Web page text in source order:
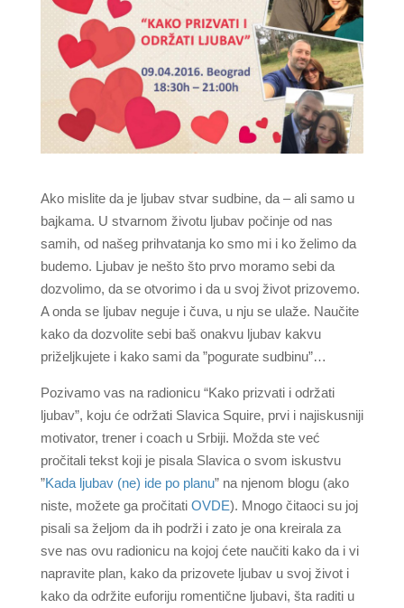
Ako mislite da je ljubav stvar sudbine, da – ali samo u
bajkama. U stvarnom životu ljubav počinje od nas
samih, od našeg prihvatanja ko smo mi i ko želimo da
budemo. Ljubav je nešto što prvo moramo sebi da
dozvolimo, da se otvorimo i da u svoj život prizovemo.
A onda se ljubav neguje i čuva, u nju se ulaže. Naučite
kako da dozvolite sebi baš onakvu ljubav kakvu
priželjkujete i kako sami da ”pogurate sudbinu”…
Pozivamo vas na radionicu “Kako prizvati i održati
ljubav”, koju će održati Slavica Squire, prvi i najiskusniji
motivator, trener i coach u Srbiji. Možda ste već
pročitali tekst koji je pisala Slavica o svom iskustvu
”Kada ljubav (ne) ide po planu” na njenom blogu (ako
niste, možete ga pročitati OVDE). Mnogo čitaoci su joj
pisali sa željom da ih podrži i zato je ona kreirala za
sve nas ovu radionicu na kojoj ćete naučiti kako da i vi
napravite plan, kako da prizovete ljubav u svoj život i
kako da održite euforiju romentične ljubavi, šta raditi u